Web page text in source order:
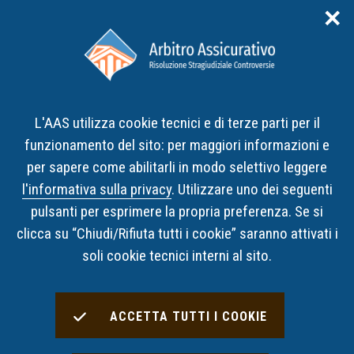
✕
L'AAS utilizza cookie tecnici e di terze parti per il
funzionamento del sito: per maggiori informazioni e
per sapere come abilitarli in modo selettivo leggere
l'informativa sulla privacy. Utilizzare uno dei seguenti
pulsanti per esprimere la propria preferenza. Se si
clicca su “Chiudi/Rifiuta tutti i cookie” saranno attivati i
soli cookie tecnici interni al sito.
ACCETTA TUTTI I COOKIE
Home Cos’è l’AAS
Cos’è l’AAS
L’Arbitro Assicurativo (AAS) è un organismo
indipendente e imparziale a cui i cittadini e le imprese
gli intermediari assicurativi.